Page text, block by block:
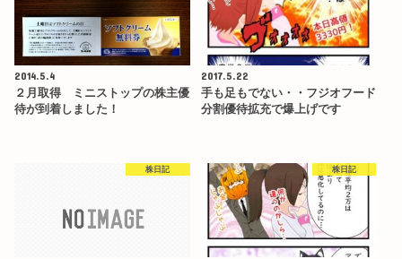
2014.5.4
２月取得 ミニストップの株主優
待が到着しました！
2017.5.22
手も足もでない・・フジオフード
分割優待拡充で爆上げです
株日記 株日記